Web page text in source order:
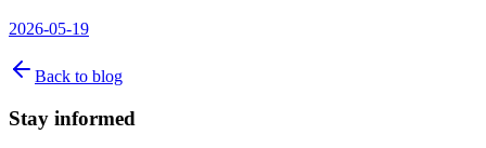
2026-05-19
Back to blog
Stay informed